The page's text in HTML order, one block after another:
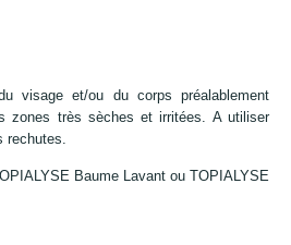
visage et/ou du corps préalablement
zones très sèches et irritées. A utiliser
rechutes.
Baume Lavant ou TOPIALYSE